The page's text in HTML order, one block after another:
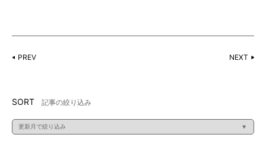
PREV NEXT
SORT 記事の絞り込み